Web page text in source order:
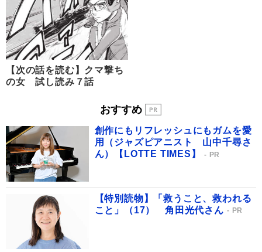
【次の話を読む】クマ撃ち
の女 試し読み７話
おすすめ
創作にもリフレッシュにもガムを愛
用（ジャズピアニスト 山中千尋さ
ん）【LOTTE TIMES】
PR
【特別読物】「救うこと、救われる
こと」（17） 角田光代さん
PR